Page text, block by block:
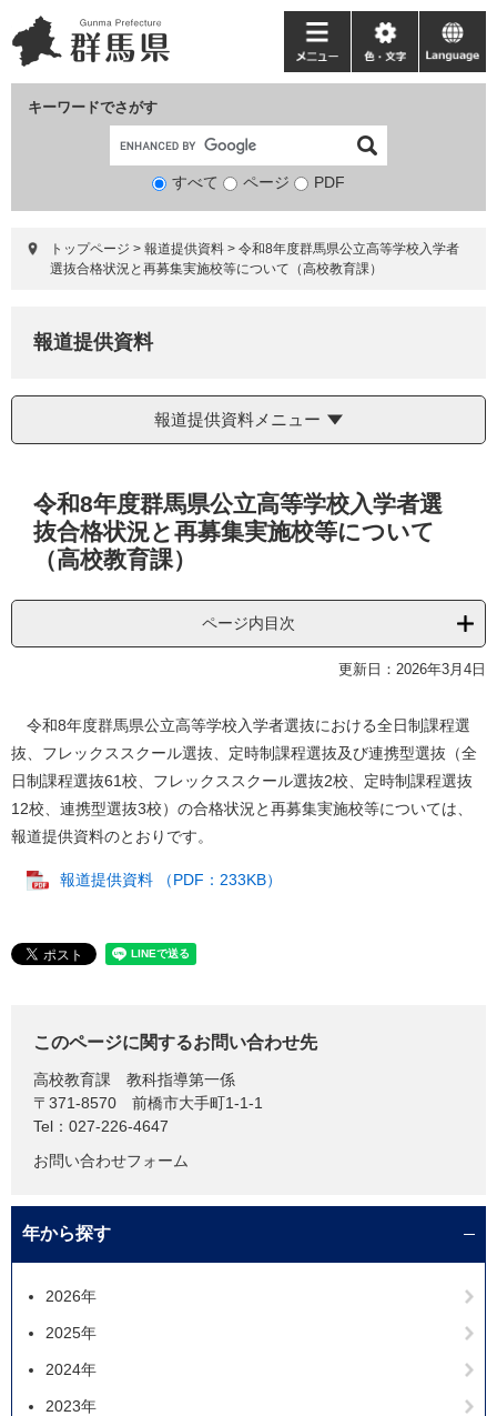
ー
ジ
ニ
ュ
て
キーワードでさがす
検
象
すべて ページ PDF
メ
ニ
ー
色・
文
language
トップページ > 報道提供資料 > 令和8年度群馬県公立高等学校入学者
選抜合格状況と再募集実施校等について（高校教育課）
報道提供資料
報道提供資料メニュー
令和8年度群馬県公立高等学校入学者選
抜合格状況と再募集実施校等について
（高校教育課）
ページ内目次
更新日：2026年3月4日
令和8年度群馬県公立高等学校入学者選抜における全日制課程選
抜、フレックススクール選抜、定時制課程選抜及び連携型選抜（全
日制課程選抜61校、フレックススクール選抜2校、定時制課程選抜
12校、連携型選抜3校）の合格状況と再募集実施校等については、
報道提供資料のとおりです。
報道提供資料 （PDF：233KB）
このページに関するお問い合わせ先
高校教育課
教科指導第一係
〒371-8570
前橋市大手町1-1-1
Tel：027-226-4647
お問い合わせフォーム
年から探す
2026年
2025年
2024年
2023年